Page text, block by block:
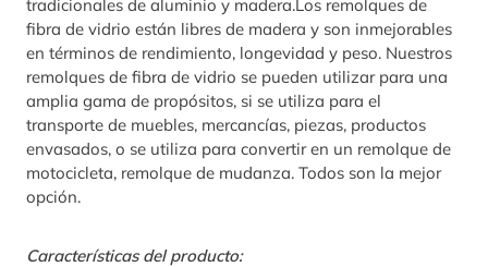
tradicionales de aluminio y madera.Los remolques de
fibra de vidrio están libres de madera y son inmejorables
en términos de rendimiento, longevidad y peso. Nuestros
remolques de fibra de vidrio se pueden utilizar para una
amplia gama de propósitos, si se utiliza para el
transporte de muebles, mercancías, piezas, productos
envasados, o se utiliza para convertir en un remolque de
motocicleta, remolque de mudanza. Todos son la mejor
opción.
Características del producto: